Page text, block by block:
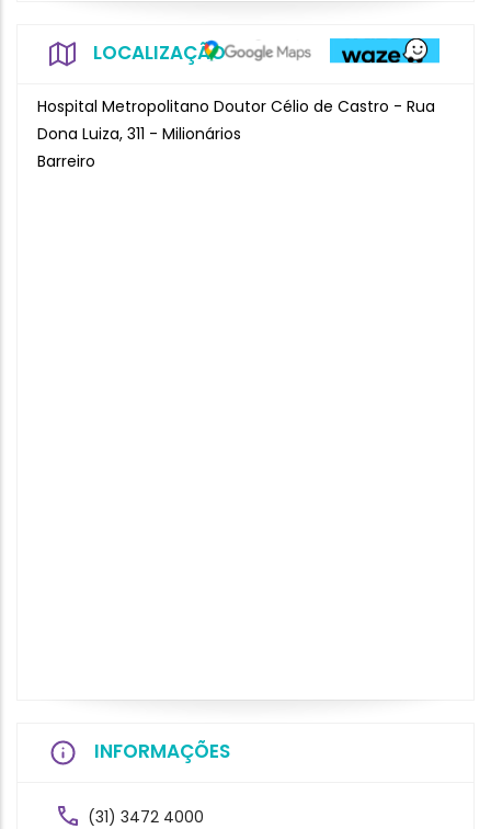
LOCALIZAÇÃO
Hospital Metropolitano Doutor Célio de Castro - Rua
Dona Luiza, 311 - Milionários
Barreiro
INFORMAÇÕES
(31) 3472 4000